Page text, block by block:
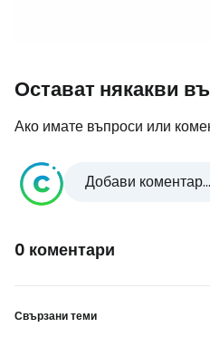
Остават някакви
Ако имате въпроси или
Добави коментар...
0 коментари
Свързани теми